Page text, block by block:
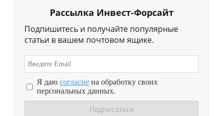
Рассылка Инвест-Форсайт
Подпишитесь и получайте популярные
статьи в вашем почтовом ящике.
Я даю согласие на обработку своих
персональных данных.